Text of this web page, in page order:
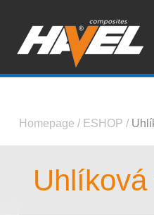
Homepage / ESHOP /